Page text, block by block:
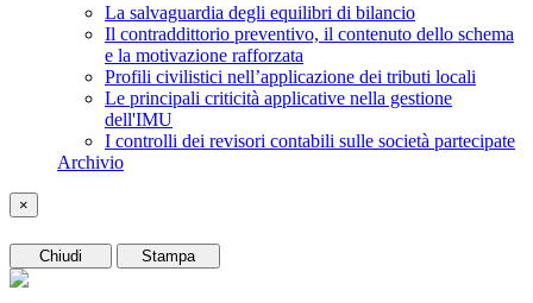
La salvaguardia degli equilibri di bilancio
Il contraddittorio preventivo, il contenuto dello schema
e la motivazione rafforzata
Profili civilistici nell’applicazione dei tributi locali
Le principali criticità applicative nella gestione
dell'IMU
I controlli dei revisori contabili sulle società partecipate
Archivio
×
Chiudi Stampa